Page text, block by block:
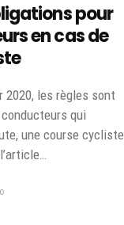
pour
en cas de
2020, les règles sont
qui
une course cycliste.